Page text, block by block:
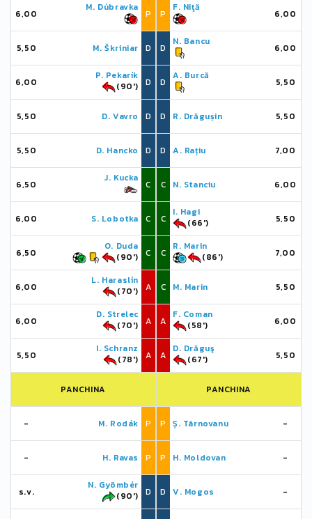
6,00
M. Dúbravka
P
5,50 M. Škriniar D
6,00
P. Pekarík
(90')
D
5,50 D. Vavro D
5,50 D. Hancko D
6,50
J. Kucka
C
6,00 S. Lobotka C
6,50
O. Duda
(90')
C
6,00
L. Haraslín
(70')
A
6,00
D. Strelec
(70')
A
5,50
I. Schranz
(78')
A
PANCHINA
- M. Rodák P
- H. Ravas P
s.v.
N. Gyömbér
(90')
D
P
F. Niţă
6,00
D
N. Bancu
6,00
D
A. Burcă
5,50
D R. Drăgușin 5,50
D A. Rațiu 7,00
C N. Stanciu 6,00
C
I. Hagi
(66')
5,50
C
R. Marin
(86')
7,00
C M. Marin 5,50
A
F. Coman
(58')
6,00
A
D. Drăguş
(67')
5,50
PANCHINA
P Ș. Târnovanu -
P H. Moldovan -
D V. Mogos -